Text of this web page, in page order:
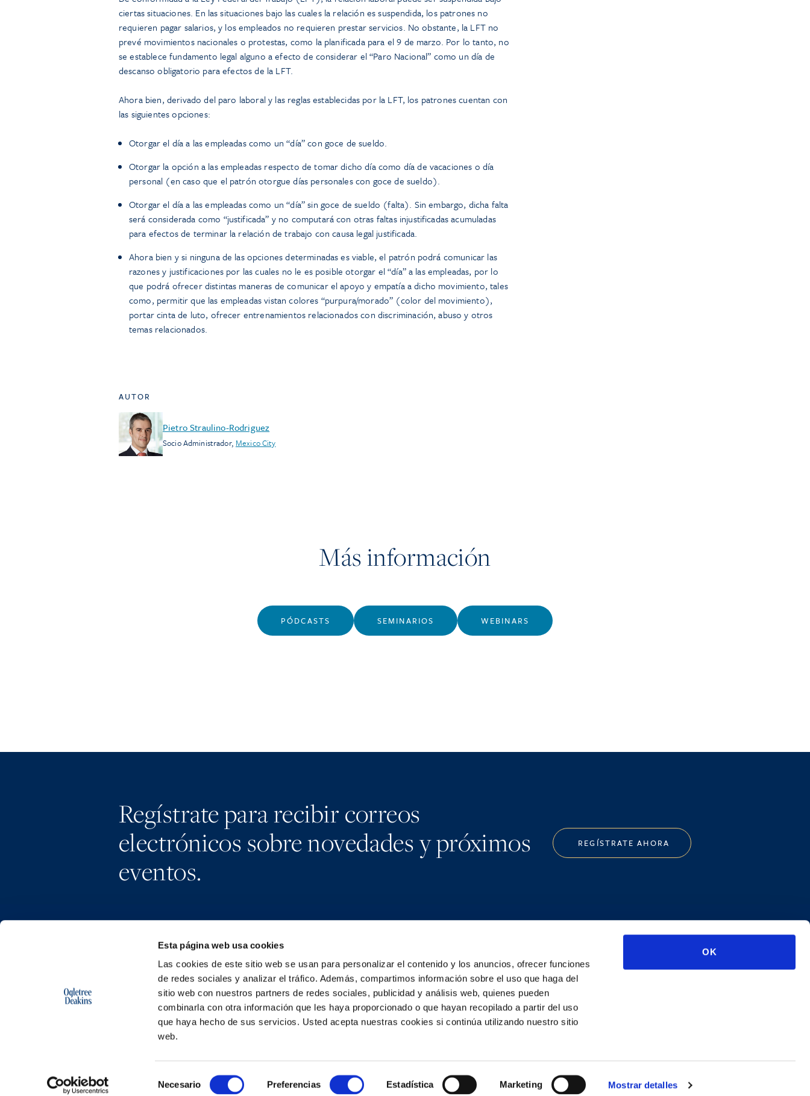
Esta página web usa cookies
Las cookies de este sitio web se usan para personalizar el contenido y los anuncios, ofrecer funciones
de redes sociales y analizar el tráfico. Además, compartimos información sobre el uso que haga del
sitio web con nuestros partners de redes sociales, publicidad y análisis web, quienes pueden
combinarla con otra información que les haya proporcionado o que hayan recopilado a partir del uso
que haya hecho de sus servicios. Usted acepta nuestras cookies si continúa utilizando nuestro sitio
web.
de
Necesario Preferencias Estadística Marketing Mostrar detalles
OK
ciertas situaciones. En las situaciones bajo las cuales la relación es suspendida, los patrones no
requieren pagar salarios, y los empleados no requieren prestar servicios. No obstante, la LFT no
prevé movimientos nacionales o protestas, como la planificada para el 9 de marzo. Por lo tanto, no
se establece fundamento legal alguno a efecto de considerar el “Paro Nacional” como un día de
descanso obligatorio para efectos de la LFT.
Ahora bien, derivado del paro laboral y las reglas establecidas por la LFT, los patrones cuentan con
las siguientes opciones:
Otorgar el día a las empleadas como un “día” con goce de sueldo.
Otorgar la opción a las empleadas respecto de tomar dicho día como día de vacaciones o día
personal (en caso que el patrón otorgue días personales con goce de sueldo).
Otorgar el día a las empleadas como un “día” sin goce de sueldo (falta). Sin embargo, dicha falta
será considerada como “justificada” y no computará con otras faltas injustificadas acumuladas
para efectos de terminar la relación de trabajo con causa legal justificada.
Ahora bien y si ninguna de las opciones determinadas es viable, el patrón podrá comunicar las
razones y justificaciones por las cuales no le es posible otorgar el “día” a las empleadas, por lo
que podrá ofrecer distintas maneras de comunicar el apoyo y empatía a dicho movimiento, tales
como, permitir que las empleadas vistan colores “purpura/morado” (color del movimiento),
portar cinta de luto, ofrecer entrenamientos relacionados con discriminación, abuso y otros
temas relacionados.
AUTOR
Pietro Straulino-Rodriguez
Socio Administrador, Mexico City
Más información
PÓDCASTS SEMINARIOS WEBINARS
Regístrate para recibir correos
electrónicos sobre novedades y próximos
eventos.
REGÍSTRATE AHORA
Medios
Newsletter
LinkedIn